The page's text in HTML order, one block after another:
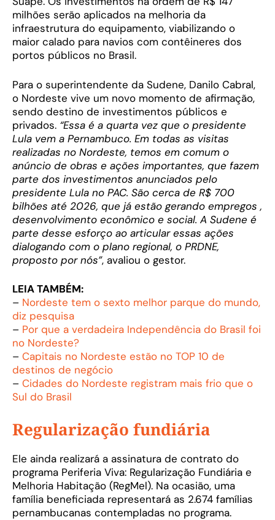
milhões serão aplicados na melhoria da
infraestrutura do equipamento, viabilizando o
maior calado para navios com contêineres dos
portos públicos no Brasil.
Para o superintendente da Sudene, Danilo Cabral,
o Nordeste vive um novo momento de afirmação,
sendo destino de investimentos públicos e
privados. “Essa é a quarta vez que o presidente
Lula vem a Pernambuco. Em todas as visitas
realizadas no Nordeste, temos em comum o
anúncio de obras e ações importantes, que fazem
parte dos investimentos anunciados pelo
presidente Lula no PAC. São cerca de R$ 700
bilhões até 2026, que já estão gerando empregos ,
desenvolvimento econômico e social. A Sudene é
parte desse esforço ao articular essas ações
dialogando com o plano regional, o PRDNE,
proposto por nós”, avaliou o gestor.
LEIA TAMBÉM:
– Nordeste tem o sexto melhor parque do mundo,
diz pesquisa
– Por que a verdadeira Independência do Brasil foi
no Nordeste?
– Capitais no Nordeste estão no TOP 10 de
destinos de negócio
– Cidades do Nordeste registram mais frio que o
Sul do Brasil
Regularização fundiária
Ele ainda realizará a assinatura de contrato do
programa Periferia Viva: Regularização Fundiária e
Melhoria Habitação (RegMel). Na ocasião, uma
família beneficiada representará as 2.674 famílias
pernambucanas contempladas no programa.